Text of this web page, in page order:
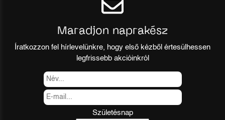
Maradjon naprakész
Íratkozzon fel hírlevelünkre, hogy első kézből értesülhessen
legfrissebb akcióinkról
Születésnap